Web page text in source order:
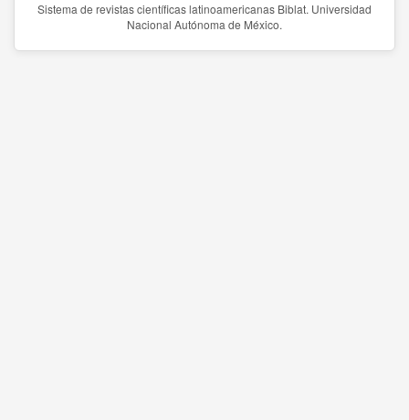
Sistema de revistas científicas latinoamericanas Biblat. Universidad
Nacional Autónoma de México.